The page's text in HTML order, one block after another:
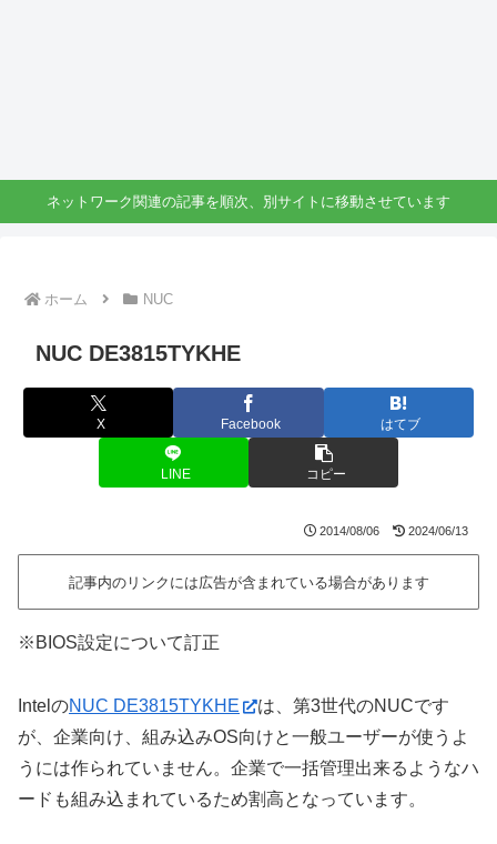
ネットワーク関連の記事を順次、別サイトに移動させています
ホーム NUC
NUC DE3815TYKHE
X Facebook はてブ
LINE コピー
2014/08/06 2024/06/13
記事内のリンクには広告が含まれている場合があります
※BIOS設定について訂正
IntelのNUC DE3815TYKHE
は、第3世代のNUCです
が、企業向け、組み込みOS向けと一般ユーザーが使うよ
うには作られていません。企業で一括管理出来るようなハ
ードも組み込まれているため割高となっています。